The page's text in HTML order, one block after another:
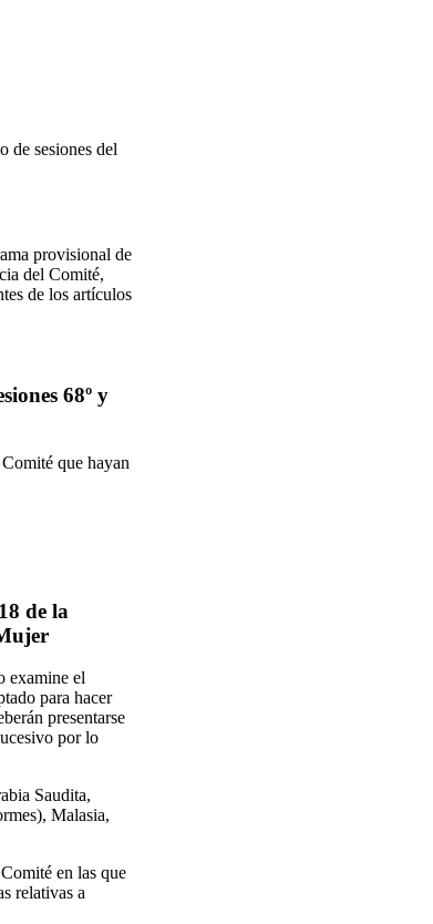
de sesiones del
provisional de
del Comité,
de los artículos
68º y
que hayan
de la
examine el
para hacer
presentarse
por lo
Saudita,
Malasia,
en las que
relativas a